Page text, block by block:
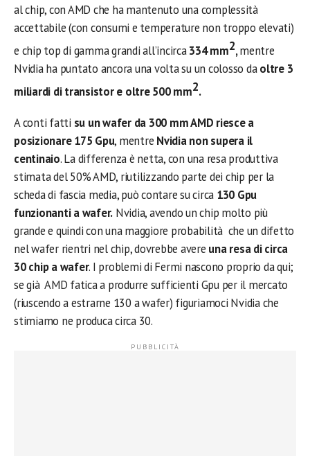
al chip, con AMD che ha mantenuto una complessità
accettabile (con consumi e temperature non troppo elevati)
e chip top di gamma grandi all’incirca334 mm2,mentre
Nvidia ha puntato ancora una volta su un colosso daoltre 3
miliardi di transistor e oltre 500 mm2.
A conti fatti su un wafer da 300 mm AMD riesce a
posizionare 175 Gpu, mentre Nvidia non supera il
centinaio. La differenza è netta, con una resa produttiva
stimata del 50% AMD, riutilizzando parte dei chip per la
scheda di fascia media, può contare su circa 130 Gpu
funzionanti a wafer. Nvidia, avendo un chip molto più
grande e quindi con una maggiore probabilità che un difetto
nel wafer rientri nel chip, dovrebbe avere una resa di circa
30 chip a wafer. I problemi di Fermi nascono proprio da qui;
se già AMD fatica a produrre sufficienti Gpu per il mercato
(riuscendo a estrarne 130 a wafer) figuriamoci Nvidia che
stimiamo ne produca circa 30.